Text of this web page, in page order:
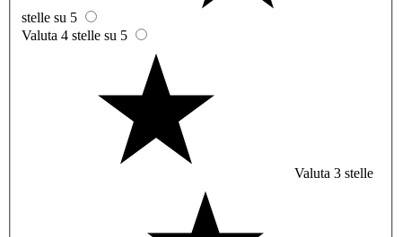
stelle su 5
Valuta 4 stelle su 5
Valuta 3 stelle